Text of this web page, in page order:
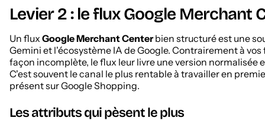
Levier 2 : le flux Google Merchant
Un flux Google Merchant Centerbien structuré est une
Gemini et l'écosystème IA de Google. Contrairement à
façon incomplète, le flux leur livre une version normalisée
C'est souvent le canal le plus rentable à travailler en
présent sur Google Shopping.
Les attributs qui pèsent le plus